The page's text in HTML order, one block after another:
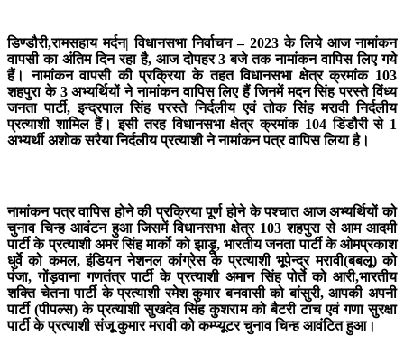
डिण्डौरी,रामसहाय मर्दन| विधानसभा निर्वाचन – 2023 के लिये आज नामांकन
वापसी का अंतिम दिन रहा है, आज दोपहर 3 बजे तक नामांकन वापिस लिए गये
हैं। नामांकन वापसी की प्रक्रिया के तहत विधानसभा क्षेत्र क्रमांक 103
शहपुरा के 3 अभ्यर्थियों ने नामांकन वापिस लिए हैं जिनमें मदन सिंह परस्ते विंध्य
जनता पार्टी, इन्द्रपाल सिंह परस्ते निर्दलीय एवं तोक सिंह मरावी निर्दलीय
प्रत्याशी शामिल हैं। इसी तरह विधानसभा क्षेत्र क्रमांक 104 डिंडौरी से 1
अभ्यर्थी अशोक सरैया निर्दलीय प्रत्याशी ने नामांकन पत्र वापिस लिया है।
नामांकन पत्र वापिस होने की प्रक्रिया पूर्ण होने के पश्चात आज अभ्यर्थियों को
चुनाव चिन्ह आवंटन हुआ जिसमें विधानसभा क्षेत्र 103 शहपुरा से आम आदमी
पार्टी के प्रत्याशी अमर सिंह मार्को को झाड़ू, भारतीय जनता पार्टी के ओमप्रकाश
धुर्वे को कमल, इंडियन नेशनल कांग्रेस के प्रत्याशी भूपेन्द्र मरावी(बबलू) को
पंजा, गोंड़वाना गणतंत्र पार्टी के प्रत्याशी अमान सिंह पोर्ते को आरी,भारतीय
शक्ति चेतना पार्टी के प्रत्याशी रमेश कुमार बनवासी को बांसुरी, आपकी अपनी
पार्टी (पीपल्स) के प्रत्याशी सुखदेव सिंह कुशराम को बैटरी टाच एवं गणा सुरक्षा
पार्टी के प्रत्याशी संजू कुमार मरावी को कम्प्यूटर चुनाव चिन्ह आवंटित हुआ।